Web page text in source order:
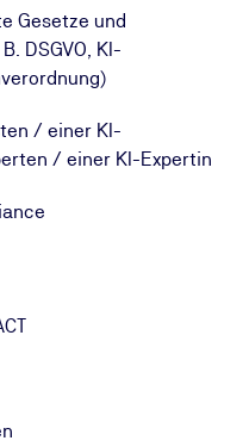
Künstliche
auf das „KI-
oft wiederholbar,
Ihr anerkanntes
von KI-Kompetenz
Gesetze und
DSGVO, KI-
/ einer KI-
/ einer KI-Expertin